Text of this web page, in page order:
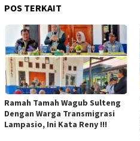
POS TERKAIT
Ramah Tamah Wagub Sulteng
Dengan Warga Transmigrasi
Lampasio, Ini Kata Reny !!!